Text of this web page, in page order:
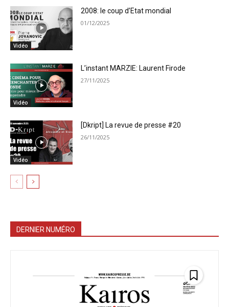
Vidéo
2008: le coup d’Etat mondial
01/12/2025
Vidéo
L’instant MARZIE: Laurent Firode
27/11/2025
Vidéo
[Dkript] La revue de presse #20
26/11/2025
DERNIER NUMÉRO